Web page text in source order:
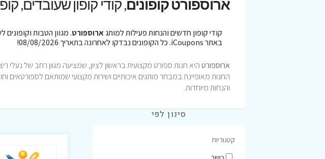
ארוספורט קופונים, קודי קופון שעובדים,
קודי קופון חדשים והנחות פעילות למותגארוספורט. מגוון הטבות
באתר iCoupons. כל הקופונים נבדקו לאחרונה בתאריך 08/08/2026!
ארוספורטהיא חנות ספורט מקצועית בראשון לציון, שמציעה מגוון רחב של נעלי
החנות מאופיינת במבחר מותגים איכותיים ושירות מקצועי שמותאם לספורטאים
והנחות מיוחדות.
סינון לפי
קטגוריות